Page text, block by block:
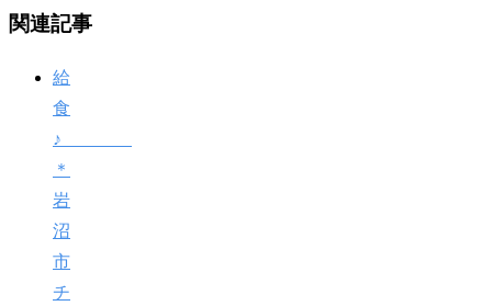
関連記事
給
食
♪
＊
岩
沼
市
チ